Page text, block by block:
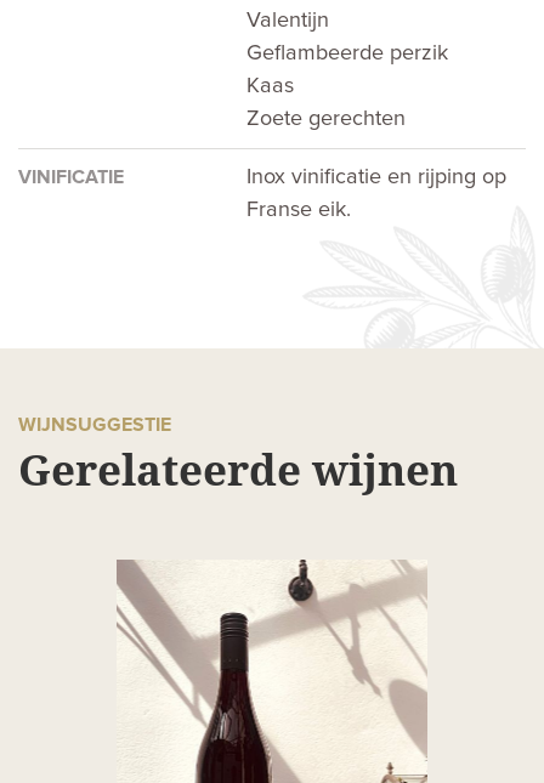
Valentijn
Geflambeerde perzik
Kaas
Zoete gerechten
VINIFICATIE
Inox vinificatie en rijping op
Franse eik.
WIJNSUGGESTIE
Gerelateerde wijnen